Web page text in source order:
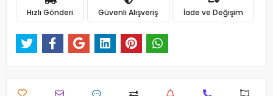
Hızlı Gönderi Güvenli Alışveriş İade ve Değişim